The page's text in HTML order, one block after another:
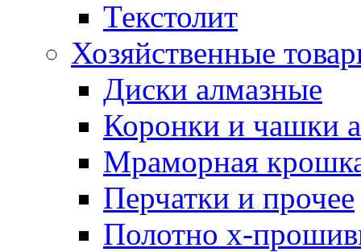
Текстолит
Хозяйственные
Диски алмазные
Коронки и чашки
Мраморная
Перчатки и прочее
Полотно х-